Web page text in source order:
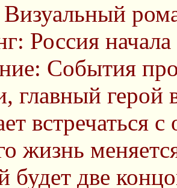
Россия
События
главный герой
встречаться
жизнь
будет две